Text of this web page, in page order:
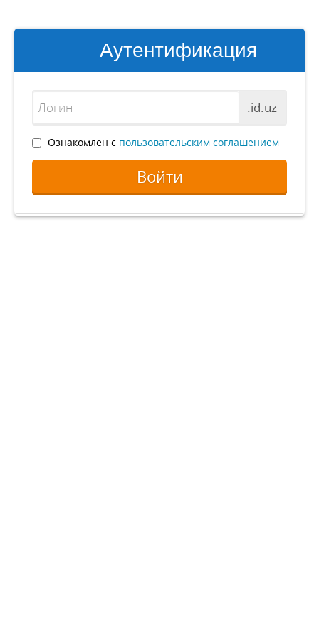
Аутентификация
.id.uz
Ознакомлен с пользовательским соглашением
Войти